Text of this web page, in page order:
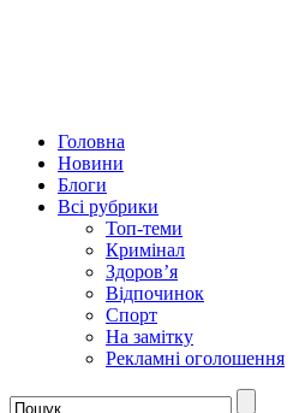
Головна
Новини
Блоги
Всі рубрики
Топ-теми
Кримінал
Здоров’я
Відпочинок
Спорт
На замітку
Рекламні оголошення